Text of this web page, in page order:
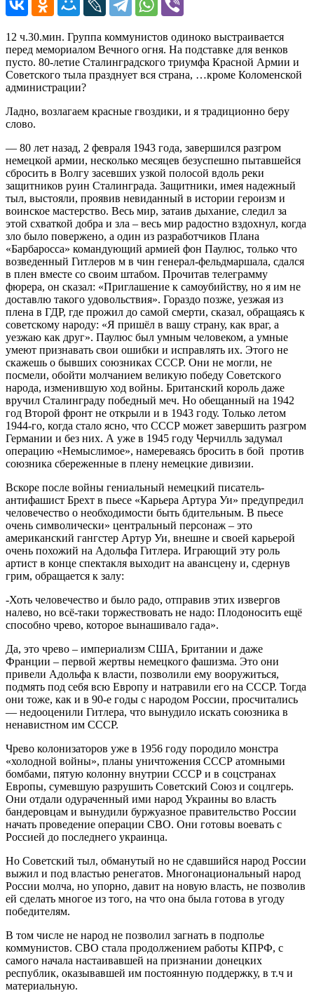
12 ч.30.мин. Группа коммунистов одиноко выстраивается
перед мемориалом Вечного огня. На подставке для венков
пусто. 80-летие Сталинградского триумфа Красной Армии и
Советского тыла празднует вся страна, …кроме Коломенской
администрации?
Ладно, возлагаем красные гвоздики, и я традиционно беру
слово.
— 80 лет назад, 2 февраля 1943 года, завершился разгром
немецкой армии, несколько месяцев безуспешно пытавшейся
сбросить в Волгу засевших узкой полосой вдоль реки
защитников руин Сталинграда. Защитники, имея надежный
тыл, выстояли, проявив невиданный в истории героизм и
воинское мастерство. Весь мир, затаив дыхание, следил за
этой схваткой добра и зла – весь мир радостно вздохнул, когда
зло было повержено, а один из разработчиков Плана
«Барбаросса» командующий армией фон Паулюс, только что
возведенный Гитлеров м в чин генерал-фельдмаршала, сдался
в плен вместе со своим штабом. Прочитав телеграмму
фюрера, он сказал: «Приглашение к самоубийству, но я им не
доставлю такого удовольствия». Гораздо позже, уезжая из
плена в ГДР, где прожил до самой смерти, сказал, обращаясь к
советскому народу: «Я пришёл в вашу страну, как враг, а
уезжаю как друг». Паулюс был умным человеком, а умные
умеют признавать свои ошибки и исправлять их. Этого не
скажешь о бывших союзниках СССР. Они не могли, не
посмели, обойти молчанием великую победу Советского
народа, изменившую ход войны. Британский король даже
вручил Сталинграду победный меч. Но обещанный на 1942
год Второй фронт не открыли и в 1943 году. Только летом
1944-го, когда стало ясно, что СССР может завершить разгром
Германии и без них. А уже в 1945 году Черчилль задумал
операцию «Немыслимое», намереваясь бросить в бой против
союзника сбереженные в плену немецкие дивизии.
Вскоре после войны гениальный немецкий писатель-
антифашист Брехт в пьесе «Карьера Артура Уи» предупредил
человечество о необходимости быть бдительным. В пьесе
очень символически» центральный персонаж – это
американский гангстер Артур Уи, внешне и своей карьерой
очень похожий на Адольфа Гитлера. Играющий эту роль
артист в конце спектакля выходит на авансцену и, сдернув
грим, обращается к залу:
-Хоть человечество и было радо, отправив этих извергов
налево, но всё-таки торжествовать не надо: Плодоносить ещё
способно чрево, которое вынашивало гада».
Да, это чрево – империализм США, Британии и даже
Франции – первой жертвы немецкого фашизма. Это они
привели Адольфа к власти, позволили ему вооружиться,
подмять под себя всю Европу и натравили его на СССР. Тогда
они тоже, как и в 90-е годы с народом России, просчитались
— недооценили Гитлера, что вынудило искать союзника в
ненавистном им СССР.
Чрево колонизаторов уже в 1956 году породило монстра
«холодной войны», планы уничтожения СССР атомными
бомбами, пятую колонну внутрии СССР и в соцстранах
Европы, сумевшую разрушить Советский Союз и соцлгерь.
Они отдали одураченный ими народ Украины во власть
бандеровцам и вынудили буржуазное правительство России
начать проведение операции СВО. Они готовы воевать с
Россией до последнего украинца.
Но Советский тыл, обманутый но не сдавшийся народ России
выжил и под властью ренегатов. Многонациональный народ
России молча, но упорно, давит на новую власть, не позволив
ей сделать многое из того, на что она была готова в угоду
победителям.
В том числе не народ не позволил загнать в подполье
коммунистов. СВО стала продолжением работы КПРФ, с
самого начала настаивавшей на признании донецких
республик, оказывавшей им постоянную поддержку, в т.ч и
материальную.